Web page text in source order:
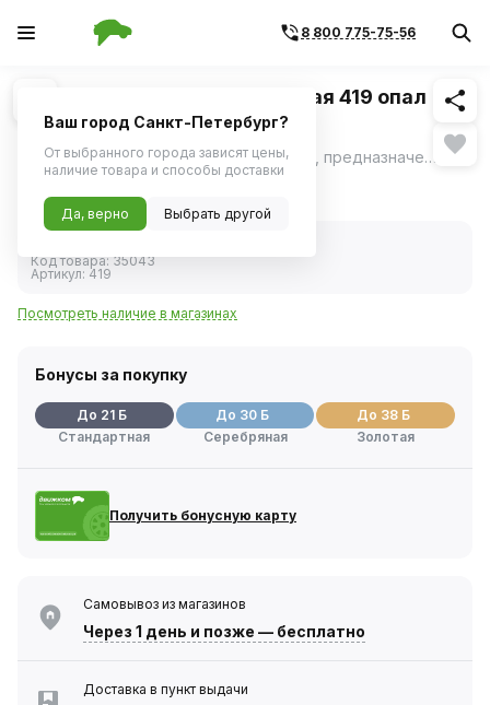
8 800 775-75-56
1/1 Похожие
Краска с кисточкой ремонтная 419 опал
(металлик) (MOTIP) 12мл
Высококачественная акриловая эмаль, предназначенная для ремонта сколов и царапин на лакокрасочном покрытии автомобиля. ещё
Код товара:35043
Артикул: 419
Посмотреть наличие в магазинах
Бонусы за покупку
До 21 Б
Стандартная
До 30 Б
Серебряная
До 38 Б
Золотая
Получить бонусную карту
Самовывоз из магазинов
Через 1 день и позже — бесплатно
Доставка в пункт выдачи
Ваш город Санкт-Петербург?
От выбранного города зависят цены,
наличие товара и способы доставки
Да, верно Выбрать другой